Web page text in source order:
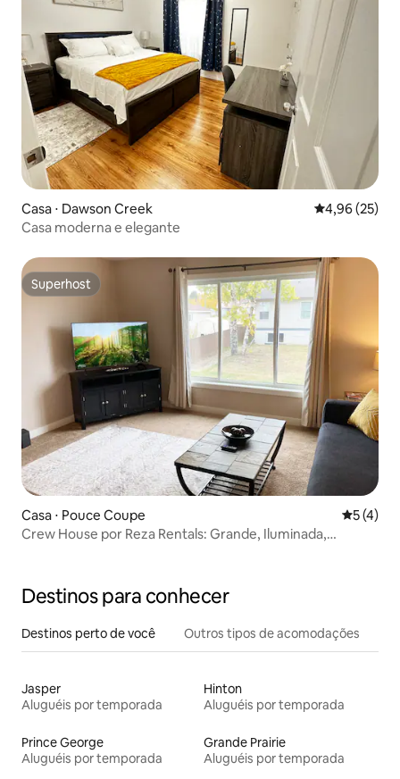
Casa ⋅ Dawson Creek 4,96 de uma
4,96 (25)
Casa moderna e elegante
Superhost
Superhost
Casa ⋅ Pouce Coupe 5 de
5 (4)
Crew House por Reza Rentals: Grande, Iluminada,
Destinos para conhecer
Destinos perto de você Outros tipos de acomodações
Jasper
Aluguéis por temporada
Hinton
Aluguéis por temporada
Prince George
Aluguéis por temporada
Grande Prairie
Aluguéis por temporada